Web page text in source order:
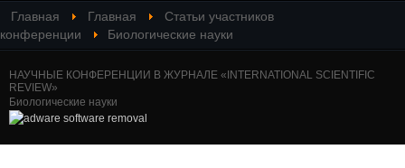
Главная Главная
Статьи участников
конференции
Биологические науки
НАУЧНЫЕ КОНФЕРЕНЦИИ В ЖУРНАЛЕ «INTERNATIONAL SCIENTIFIC
REVIEW»
Биологические науки